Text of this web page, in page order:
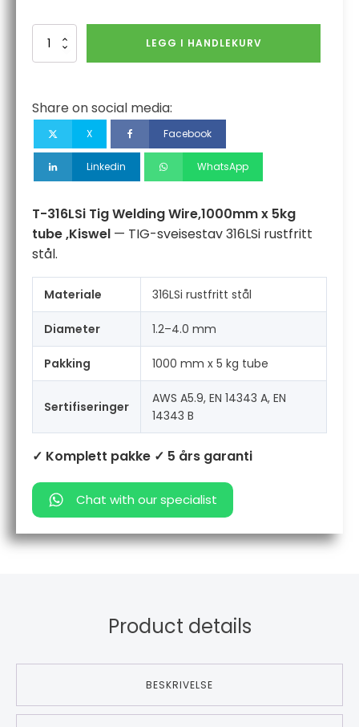
x
5kg
,Kiswel
antall
LEGG I HANDLEKURV
Share on social media:
X Facebook
Linkedin WhatsApp
T-316LSi Tig Welding Wire,1000mm x 5kg
tube ,Kiswel — TIG-sveisestav 316LSi rustfritt
stål.
Materiale 316LSi rustfritt stål
Diameter 1.2–4.0 mm
Pakking 1000 mm x 5 kg tube
Sertifiseringer
AWS A5.9, EN 14343 A, EN
14343 B
✓ Komplett pakke ✓ 5 års garanti
Chat with our specialist
Product details
BESKRIVELSE